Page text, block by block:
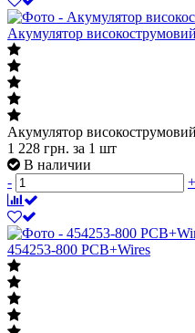
Акумулятор
Акумулятор
1 228 грн. за 1 шт
В наличии
-
+
454253-800 PCB+Wires